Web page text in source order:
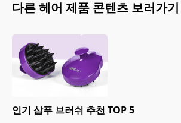
다른헤어 제품 콘텐츠 보러가기
인기 삼푸 브러쉬 추천 TOP 5